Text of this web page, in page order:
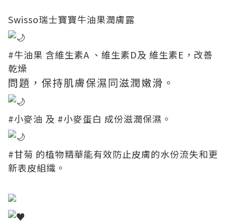
Swisso瑞士寶寶牛油果潤膚露
#牛油果 含維生素A 、維生素D及 維生素E，改善
乾燥
問題，保持肌膚保濕同滋潤嫩滑。
#小麥油 及 #小麥蛋白 成份滋潤保濕。
#甘菊 的植物精華能有效防止皮膚的水份流失和更
新表皮組織。